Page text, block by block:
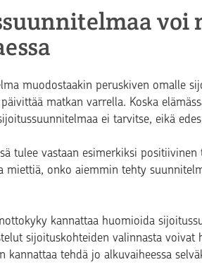
voi
muodostaakin peruskiven omalle
matkan varrella. Koska
ei tarvitse, eikä
tulee vastaan esimerkiksi
miettiä, onko aiemmin tehty
kannattaa huomioida
sijoituskohteiden valinnasta
kannattaa tehdä jo alkuvaiheessa